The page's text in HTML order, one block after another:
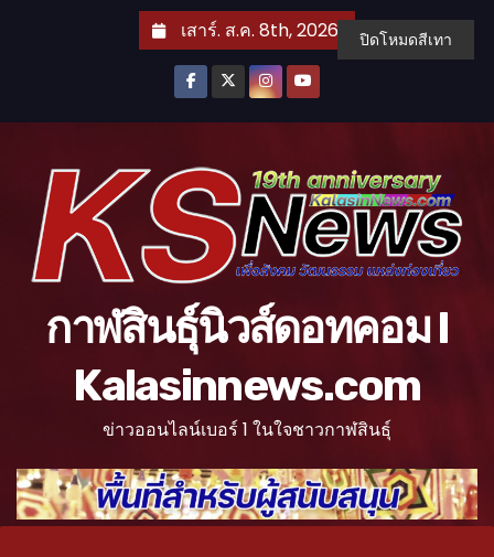
เสาร์. ส.ค. 8th, 2026
กาฬสินธุ์นิวส์ดอทคอม l
Kalasinnews.com
ข่าวออนไลน์เบอร์ 1 ในใจชาวกาฬสินธุ์
ปิดโหมดสีเทา